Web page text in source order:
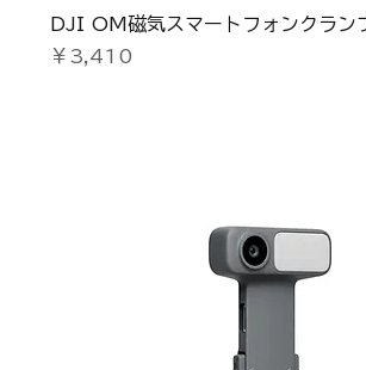
DJI OM磁気スマートフォンクラン
価格
￥3,410